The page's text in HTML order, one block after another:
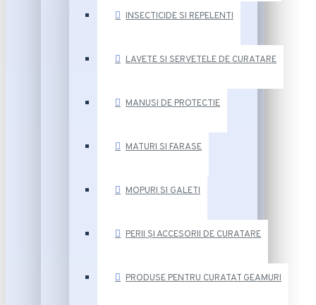
INSECTICIDE SI REPELENTI
LAVETE SI SERVETELE DE CURATARE
MANUSI DE PROTECTIE
MATURI SI FARASE
MOPURI SI GALETI
PERII ȘI ACCESORII DE CURATARE
PRODUSE PENTRU CURATAT GEAMURI